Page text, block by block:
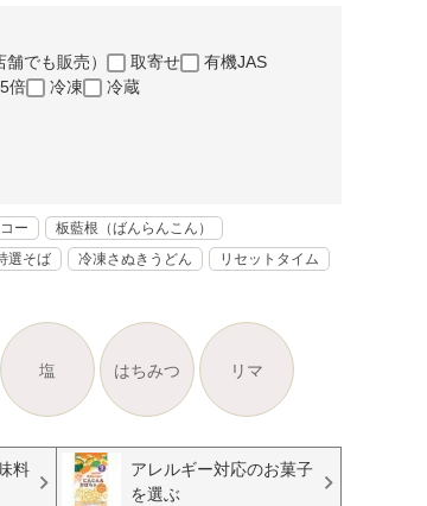
でも販売） 取寄せ
有機JAS
倍 冷凍 冷蔵
ー
板藍根（ばんらんこん）
選そば 冷凍さぬきうどん
リセットタイム
塩 はちみつ リマ
料
アレルギー対応のお菓子
を選ぶ